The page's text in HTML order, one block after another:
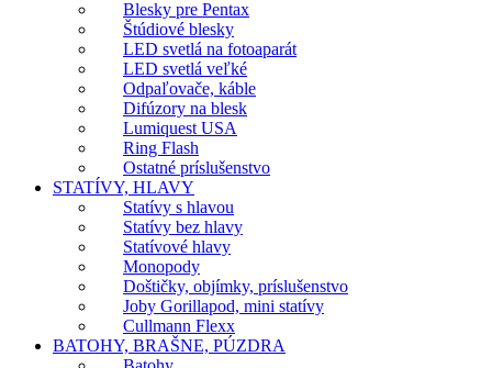
Blesky pre Pentax
Štúdiové blesky
LED svetlá na fotoaparát
LED svetlá veľké
Odpaľovače, káble
Difúzory na blesk
Lumiquest USA
Ring Flash
Ostatné príslušenstvo
STATÍVY, HLAVY
Statívy s hlavou
Statívy bez hlavy
Statívové hlavy
Monopody
Doštičky, objímky, príslušenstvo
Joby Gorillapod, mini statívy
Cullmann Flexx
BATOHY, BRAŠNE, PÚZDRA